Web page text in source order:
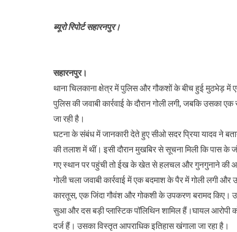
ब्यूरो रिपोर्ट सहारनपुर।
सहारनपुर।
थाना चिलकाना क्षेत्र में पुलिस और गौकशों के बीच हुई मुठभेड़ में
पुलिस की जवाबी कार्रवाई के दौरान गोली लगी, जबकि उसका
जा रही है।
घटना के संबंध में जानकारी देते हुए सीओ सदर प्रिया यादव ने
की तलाश में थीं। इसी दौरान मुखबिर से सूचना मिली कि
गए स्थान पर पहुंची तो ईख के खेत से हलचल और गुनगुनाने की
गोली चला जवाबी कार्रवाई में एक बदमाश के पैर में गोली लगी
कारतूस, एक जिंदा गौवंश और गोकशी के उपकरण बरामद किए।
सुआ और दस बड़ी प्लास्टिक पॉलिथिन शामिल हैं।घायल आरोपी
दर्ज हैं। उसका विस्तृत आपराधिक इतिहास खंगाला जा रहा है।